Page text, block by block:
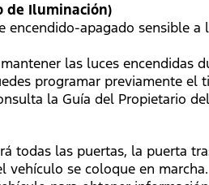
de Iluminación)
encendido-apagado sensible
las luces encendidas
programar previamente
la Guía del Propietario
todas las puertas, la puerta
vehículo se coloque en marcha.